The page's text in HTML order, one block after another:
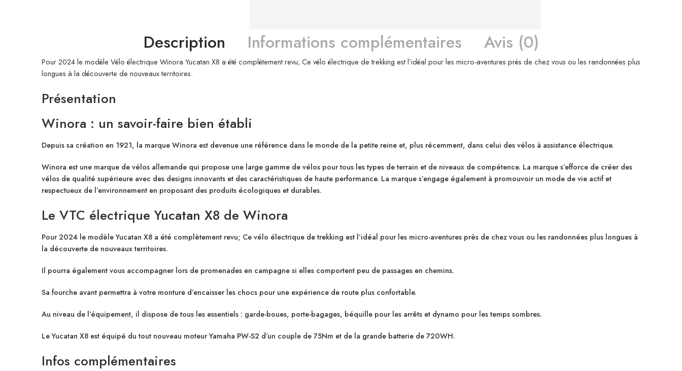
Description Informations complémentaires Avis (0)
Pour 2024 le modèle Vélo électrique Winora Yucatan X8 a été complètement revu; Ce vélo électrique de trekking est l’idéal pour les micro-aventures près de chez vous ou les randonnées plus
longues à la découverte de nouveaux territoires.
Présentation
Winora : un savoir-faire bien établi
Depuis sa création en 1921, la marque Winora est devenue une référence dans le monde de la petite reine et, plus récemment, dans celui des vélos à assistance électrique.
Winora est une marque de vélos allemande qui propose une large gamme de vélos pour tous les types de terrain et de niveaux de compétence. La marque s’efforce de créer des
vélos de qualité supérieure avec des designs innovants et des caractéristiques de haute performance. La marque s’engage également à promouvoir un mode de vie actif et
respectueux de l’environnement en proposant des produits écologiques et durables.
Le VTC électrique Yucatan X8 de Winora
Pour 2024 le modèle Yucatan X8 a été complètement revu; Ce vélo électrique de trekking est l’idéal pour les micro-aventures près de chez vous ou les randonnées plus longues à
la découverte de nouveaux territoires.
Il pourra également vous accompagner lors de promenades en campagne si elles comportent peu de passages en chemins.
Sa fourche avant permettra à votre monture d’encaisser les chocs pour une expérience de route plus confortable.
Au niveau de l’équipement, il dispose de tous les essentiels : garde-boues, porte-bagages, béquille pour les arrêts et dynamo pour les temps sombres.
Le Yucatan X8 est équipé du tout nouveau moteur Yamaha PW-S2 d’un couple de 75Nm et de la grande batterie de 720WH.
Infos complémentaires